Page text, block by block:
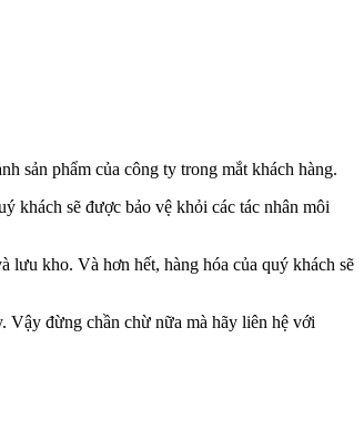
sản phẩm của công ty trong mắt khách hàng.
khách sẽ được bảo vệ khỏi các tác nhân môi
lưu kho. Và hơn hết, hàng hóa của quý khách sẽ
Vậy đừng chần chừ nữa mà hãy liên hệ với